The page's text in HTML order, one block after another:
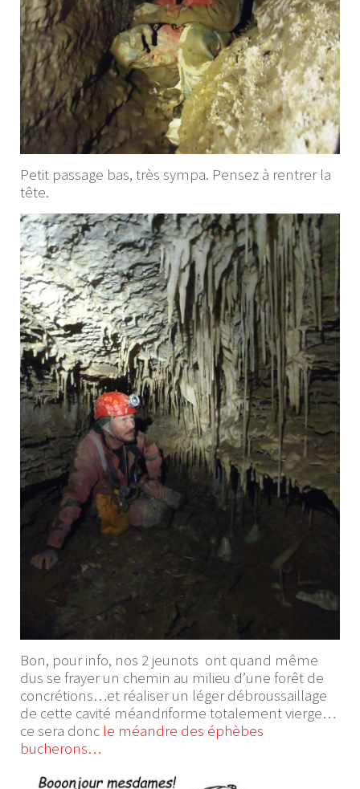
Petit passage bas, très sympa. Pensez à rentrer la
tête.
Bon, pour info, nos 2 jeunots ont quand même
dus se frayer un chemin au milieu d’une forêt de
concrétions…et réaliser un léger débroussaillage
de cette cavité méandriforme totalement vierge…
ce sera donc le méandre des éphèbes
bucherons…